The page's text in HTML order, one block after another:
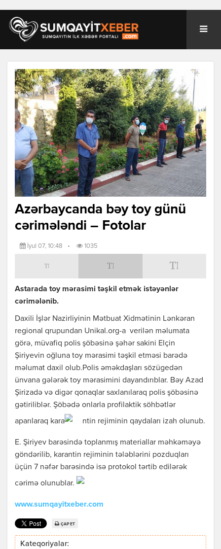
Azərbaycanda bəy toy günü
cərimələndi – Fotolar
İyul 07, 10:48 • 1035
Astarada toy mərasimi təşkil etmək istəyənlər
cərimələnib.
Daxili İşlər Nazirliyinin Mətbuat Xidmətinin Lənkəran
regional qrupundan Unikal.org-a verilən məlumata
görə, müvafiq polis şöbəsinə şəhər sakini Elçin
Şiriyevin oğluna toy mərasimi təşkil etməsi barədə
məlumat daxil olub.Polis əməkdaşları sözügedən
ünvana gələrək toy mərasimini dayandırıblar. Bəy Azad
Şirizadə və digər qonaqlar saxlanılaraq polis şöbəsinə
gətiriliblər. Şöbədə onlarla profilaktik söhbətlər
aparılaraq kara ntin rejiminin qaydaları izah olunub.
E. Şiriyev barəsində toplanmış materiallar məhkəməyə
göndərilib, karantin rejiminin tələblərini pozduqları
üçün 7 nəfər barəsində isə protokol tərtib edilərək
cərimə olunublar.
www.sumqayitxeber.com
ÇAP ET
Kateqoriyalar: